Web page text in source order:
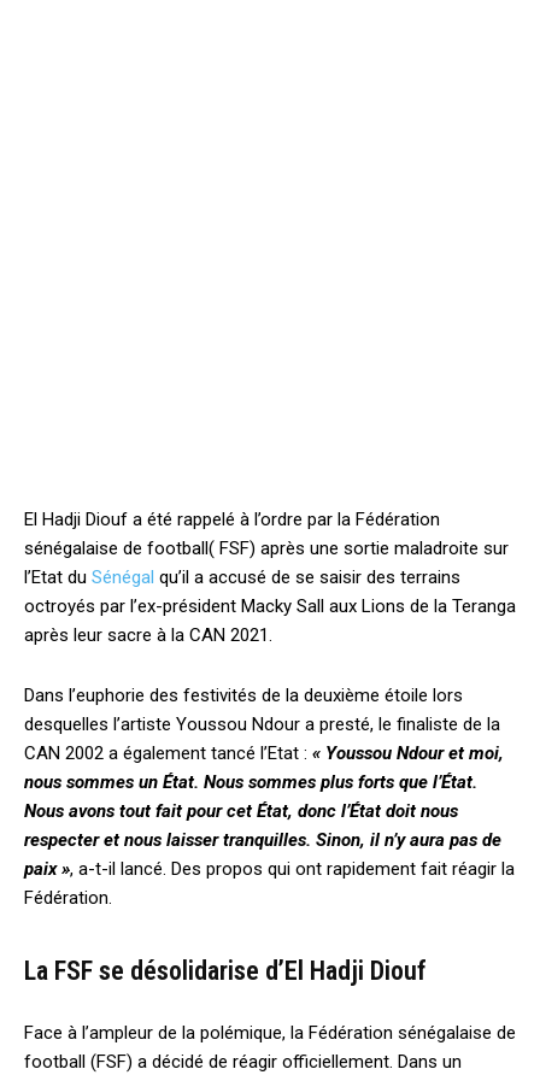
El Hadji Diouf a été rappelé à l’ordre par la Fédération
sénégalaise de football( FSF) après une sortie maladroite sur
l’Etat du Sénégal qu’il a accusé de se saisir des terrains
octroyés par l’ex-président Macky Sall aux Lions de la Teranga
après leur sacre à la CAN 2021.
Dans l’euphorie des festivités de la deuxième étoile lors
desquelles l’artiste Youssou Ndour a presté, le finaliste de la
CAN 2002 a également tancé l’Etat : « Youssou Ndour et moi,
nous sommes un État. Nous sommes plus forts que l’État.
Nous avons tout fait pour cet État, donc l’État doit nous
respecter et nous laisser tranquilles. Sinon, il n’y aura pas de
paix », a-t-il lancé. Des propos qui ont rapidement fait réagir la
Fédération.
La FSF se désolidarise d’El Hadji Diouf
Face à l’ampleur de la polémique, la Fédération sénégalaise de
football (FSF) a décidé de réagir officiellement. Dans un